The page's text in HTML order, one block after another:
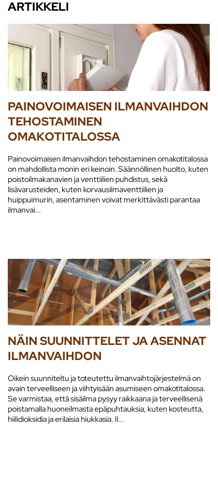
ARTIKKELI
PAINOVOIMAISEN ILMANVAIHDON
TEHOSTAMINEN
OMAKOTITALOSSA
Painovoimaisen ilmanvaihdon tehostaminen omakotitalossa
on mahdollista monin eri keinoin. Säännöllinen huolto, kuten
poistoilmakanavien ja venttiilien puhdistus, sekä
lisävarusteiden, kuten korvausilmaventtiilien ja
huippuimurin, asentaminen voivat merkittävästi parantaa
ilmanvai...
NÄIN SUUNNITTELET JA ASENNAT
ILMANVAIHDON
Oikein suunniteltu ja toteutettu ilmanvaihtojärjestelmä on
avain terveelliseen ja viihtyisään asumiseen omakotitalossa.
Se varmistaa, että sisäilma pysyy raikkaana ja terveellisenä
poistamalla huoneilmasta epäpuhtauksia, kuten kosteutta,
hiilidioksidia ja erilaisia hiukkasia. Il...